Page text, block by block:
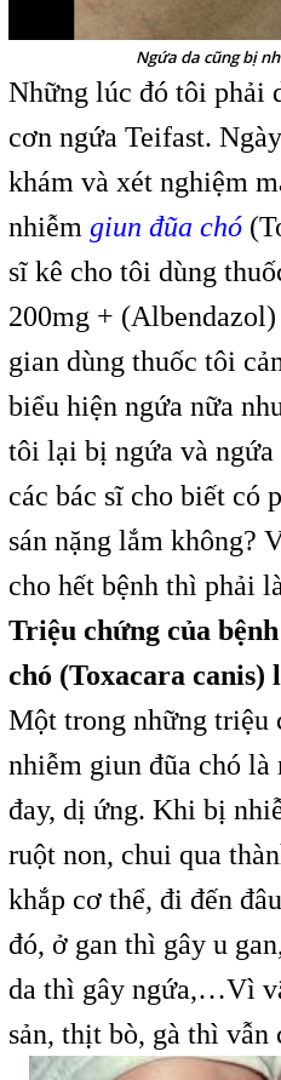
Ngứa da cũng bị
Những lúc đó tôi phải
cơn ngứa Teifast.
khám và xét nghiệm
nhiễm giun đũa chó
sĩ kê cho tôi dùng
200mg +
gian dùng thuốc tôi
biểu hiện ngứa nữa
tôi lại bị ngứa và
các bác sĩ cho biết có
sán nặng lắm không?
cho hết bệnh thì phải
Triệu chứng của
chó (Toxacara canis)
Một trong những triệu
nhiễm giun đũa chó là
đay, dị ứng. Khi bị
ruột non, chui qua
khắp cơ thể, đi đến
đó, ở gan thì gây u
da thì gây ngứa,…Vì
sản, thịt bò, gà thì vẫn